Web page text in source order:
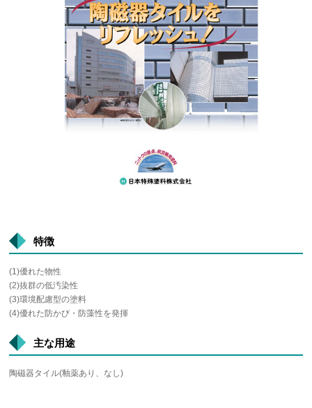
特徴
(1)優れた物性
(2)抜群の低汚染性
(3)環境配慮型の塗料
(4)優れた防かび・防藻性を発揮
主な用途
陶磁器タイル(釉薬あり、なし)